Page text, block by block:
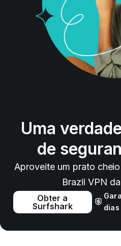
Uma
de
Aproveite um prato
Brazil VPN
Obter a
Surfshark
dias